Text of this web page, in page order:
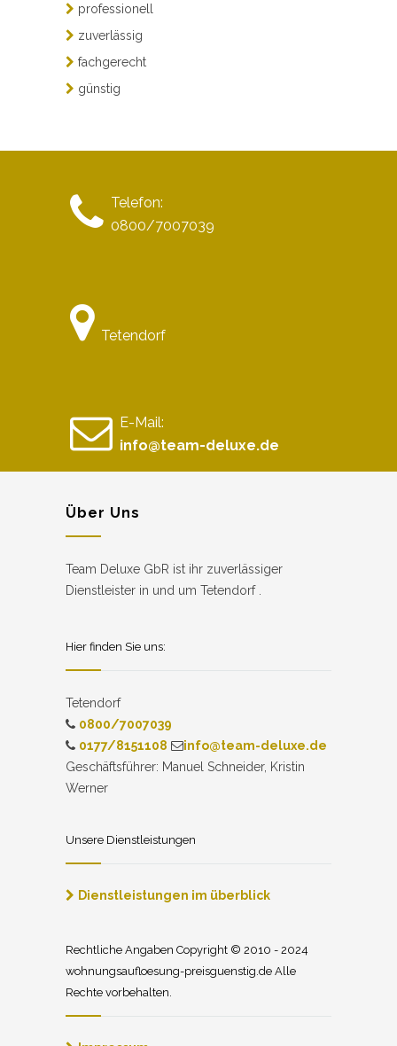
professionell
zuverlässig
fachgerecht
günstig
Telefon:
0800/7007039
Tetendorf
E-Mail:
info@team-deluxe.de
Über Uns
Team Deluxe GbR ist ihr zuverlässiger
Dienstleister in und um Tetendorf .
Hier finden Sie uns:
Tetendorf
0800/7007039
0177/8151108
info@team-deluxe.de
Geschäftsführer: Manuel Schneider, Kristin
Werner
Unsere Dienstleistungen
Dienstleistungen im überblick
Rechtliche Angaben Copyright © 2010 - 2024
wohnungsaufloesung-preisguenstig.de Alle
Rechte vorbehalten.